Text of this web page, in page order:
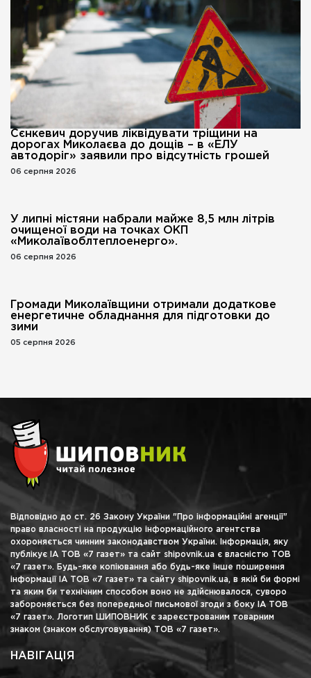
Сєнкевич доручив ліквідувати тріщини на
дорогах Миколаєва до дощів – в «ЕЛУ
автодоріг» заявили про відсутність грошей
06 серпня 2026
У липні містяни набрали майже 8,5 млн літрів
очищеної води на точках ОКП
«Миколаївоблтеплоенерго».
06 серпня 2026
Громади Миколаївщини отримали додаткове
енергетичне обладнання для підготовки до
зими
05 серпня 2026
Відповідно до ст. 26 Закону України "Про інформаційні агенції"
право власності на продукцію інформаційного агентства
охороняється чинним законодавством України. Інформація, яку
публікує ІА ТОВ «7 газет» та сайт shipovnik.ua є власністю ТОВ
«7 газет». Будь-яке копіювання або будь-яке інше поширення
інформації ІА ТОВ «7 газет» та сайту shipovnik.ua, в якій би формі
та яким би технічним способом воно не здійснювалося, суворо
забороняється без попередньої письмової згоди з боку ІА ТОВ
«7 газет». Логотип ШИПОВНИК є зареєстрованим товарним
знаком (знаком обслуговування) ТОВ «7 газет».
НАВІГАЦІЯ